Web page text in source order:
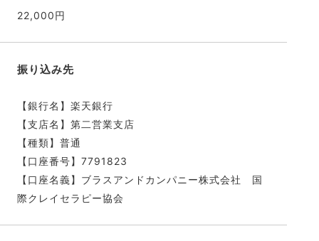
22,000円
振り込み先
【銀行名】楽天銀行
【支店名】第二営業支店
【種類】普通
【口座番号】7791823
【口座名義】ブラスアンドカンパニー株式会社 国
際クレイセラピー協会